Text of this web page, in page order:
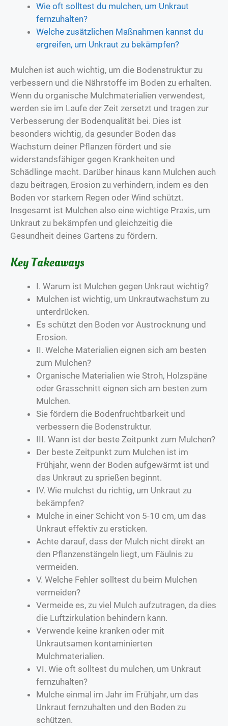
Wie oft solltest du mulchen, um Unkraut
fernzuhalten?
Welche zusätzlichen Maßnahmen kannst du
ergreifen, um Unkraut zu bekämpfen?
Mulchen ist auch wichtig, um die Bodenstruktur zu
verbessern und die Nährstoffe im Boden zu erhalten.
Wenn du organische Mulchmaterialien verwendest,
werden sie im Laufe der Zeit zersetzt und tragen zur
Verbesserung der Bodenqualität bei. Dies ist
besonders wichtig, da gesunder Boden das
Wachstum deiner Pflanzen fördert und sie
widerstandsfähiger gegen Krankheiten und
Schädlinge macht. Darüber hinaus kann Mulchen auch
dazu beitragen, Erosion zu verhindern, indem es den
Boden vor starkem Regen oder Wind schützt.
Insgesamt ist Mulchen also eine wichtige Praxis, um
Unkraut zu bekämpfen und gleichzeitig die
Gesundheit deines Gartens zu fördern.
Key Takeaways
I. Warum ist Mulchen gegen Unkraut wichtig?
Mulchen ist wichtig, um Unkrautwachstum zu
unterdrücken.
Es schützt den Boden vor Austrocknung und
Erosion.
II. Welche Materialien eignen sich am besten
zum Mulchen?
Organische Materialien wie Stroh, Holzspäne
oder Grasschnitt eignen sich am besten zum
Mulchen.
Sie fördern die Bodenfruchtbarkeit und
verbessern die Bodenstruktur.
III. Wann ist der beste Zeitpunkt zum Mulchen?
Der beste Zeitpunkt zum Mulchen ist im
Frühjahr, wenn der Boden aufgewärmt ist und
das Unkraut zu sprießen beginnt.
IV. Wie mulchst du richtig, um Unkraut zu
bekämpfen?
Mulche in einer Schicht von 5-10 cm, um das
Unkraut effektiv zu ersticken.
Achte darauf, dass der Mulch nicht direkt an
den Pflanzenstängeln liegt, um Fäulnis zu
vermeiden.
V. Welche Fehler solltest du beim Mulchen
vermeiden?
Vermeide es, zu viel Mulch aufzutragen, da dies
die Luftzirkulation behindern kann.
Verwende keine kranken oder mit
Unkrautsamen kontaminierten
Mulchmaterialien.
VI. Wie oft solltest du mulchen, um Unkraut
fernzuhalten?
Mulche einmal im Jahr im Frühjahr, um das
Unkraut fernzuhalten und den Boden zu
schützen.